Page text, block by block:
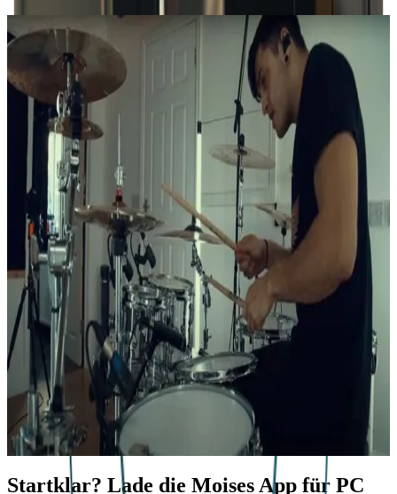
Startklar? Lade die Moises App für PC